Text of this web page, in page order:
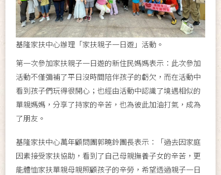
基隆家扶中心辦理「家扶親子一日遊」活動。
第一次參加家扶親子一日遊的新住民媽媽表示：此次參加
活動不僅彌補了平日沒時間陪伴孩子的虧欠，而在活動中
看到孩子們玩得很開心；也經由活動中認識了境遇相似的
單親媽媽，分享了持家的辛苦，也為彼此加油打氣，成為
了朋友。
基隆家扶中心萬年顧問團郭曉鈴團長表示：「過去因家庭
因素接受家扶協助，看到了自己母親撫養子女的辛苦，更
能體恤家扶單親母親照顧孩子的辛勞，希望透過親子一日